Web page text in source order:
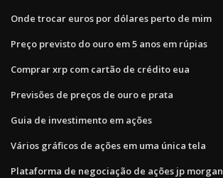
Onde trocar euros por dólares perto de mim
Preço previsto do ouro em 5 anos em rúpias
Comprar xrp com cartão de crédito eua
Previsões de preços de ouro e prata
Guia de investimento em ações
Vários gráficos de ações em uma única tela
Plataforma de negociação de ações jp morgan